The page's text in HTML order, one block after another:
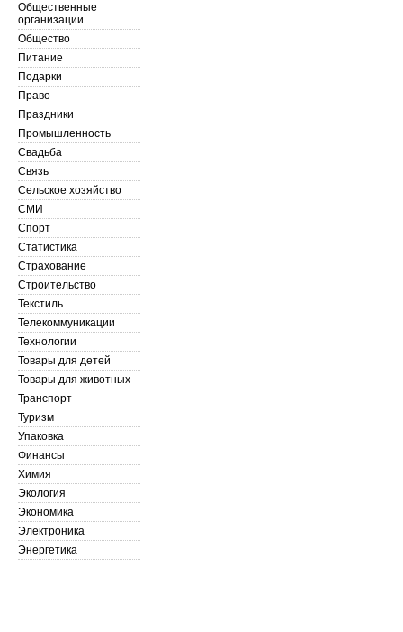
Общественные
организации
Общество
Питание
Подарки
Право
Праздники
Промышленность
Свадьба
Связь
Сельское хозяйство
СМИ
Спорт
Статистика
Страхование
Строительство
Текстиль
Телекоммуникации
Технологии
Товары для детей
Товары для животных
Транспорт
Туризм
Упаковка
Финансы
Химия
Экология
Экономика
Электроника
Энергетика